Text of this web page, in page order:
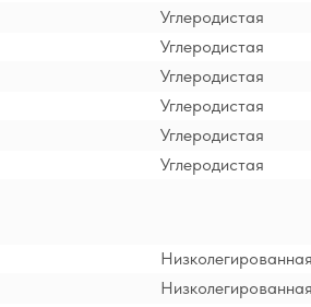
Углеродистая
Углеродистая
Углеродистая
Углеродистая
Углеродистая
Углеродистая
Низколегированная
Низколегированная